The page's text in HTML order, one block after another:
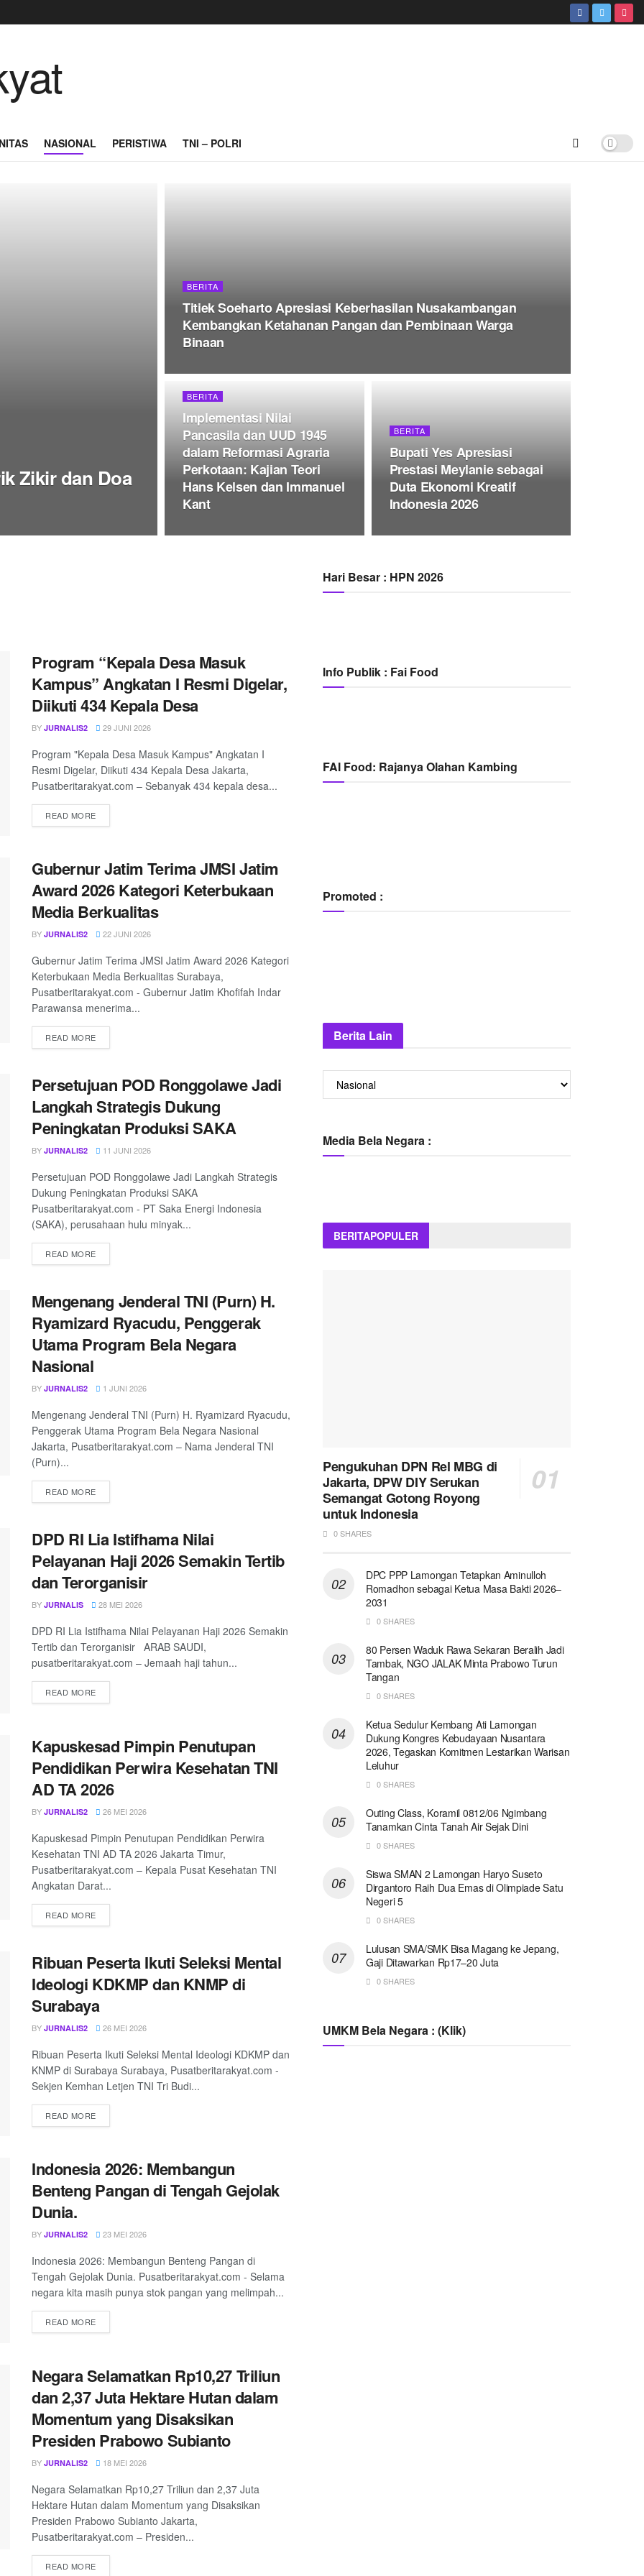
NASIONAL PERISTIWA TNI – POLRI
Zikir dan Doa
BERITA
Titiek Soeharto Apresiasi Keberhasilan Nusakambangan
Kembangkan Ketahanan Pangan dan Pembinaan Warga
Binaan
BERITA
Implementasi Nilai
Pancasila dan UUD 1945
dalam Reformasi Agraria
Perkotaan: Kajian Teori
Hans Kelsen dan Immanuel
Kant
BERITA
Bupati Yes Apresiasi
Prestasi Meylanie sebagai
Duta Ekonomi Kreatif
Indonesia 2026
Program “Kepala Desa Masuk
Kampus” Angkatan I Resmi Digelar,
Diikuti 434 Kepala Desa
BY JURNALIS2 29 JUNI 2026
Program "Kepala Desa Masuk Kampus" Angkatan I
Resmi Digelar, Diikuti 434 Kepala Desa Jakarta,
Pusatberitarakyat.com – Sebanyak 434 kepala desa...
READ MORE
Gubernur Jatim Terima JMSI Jatim
Award 2026 Kategori Keterbukaan
Media Berkualitas
BY JURNALIS2 22 JUNI 2026
Gubernur Jatim Terima JMSI Jatim Award 2026 Kategori
Keterbukaan Media Berkualitas Surabaya,
Pusatberitarakyat.com - Gubernur Jatim Khofifah Indar
Parawansa menerima...
READ MORE
Persetujuan POD Ronggolawe Jadi
Langkah Strategis Dukung
Peningkatan Produksi SAKA
BY JURNALIS2 11 JUNI 2026
Persetujuan POD Ronggolawe Jadi Langkah Strategis
Dukung Peningkatan Produksi SAKA
Pusatberitarakyat.com - PT Saka Energi Indonesia
(SAKA), perusahaan hulu minyak...
READ MORE
Mengenang Jenderal TNI (Purn) H.
Ryamizard Ryacudu, Penggerak
Utama Program Bela Negara
Nasional
BY JURNALIS2 1 JUNI 2026
Mengenang Jenderal TNI (Purn) H. Ryamizard Ryacudu,
Penggerak Utama Program Bela Negara Nasional
Jakarta, Pusatberitarakyat.com – Nama Jenderal TNI
(Purn)...
READ MORE
DPD RI Lia Istifhama Nilai
Pelayanan Haji 2026 Semakin Tertib
dan Terorganisir
BY JURNALIS 28 MEI 2026
DPD RI Lia Istifhama Nilai Pelayanan Haji 2026 Semakin
Tertib dan Terorganisir ARAB SAUDI,
pusatberitarakyat.com – Jemaah haji tahun...
READ MORE
Kapuskesad Pimpin Penutupan
Pendidikan Perwira Kesehatan TNI
AD TA 2026
BY JURNALIS2 26 MEI 2026
Kapuskesad Pimpin Penutupan Pendidikan Perwira
Kesehatan TNI AD TA 2026 Jakarta Timur,
Pusatberitarakyat.com – Kepala Pusat Kesehatan TNI
Angkatan Darat...
READ MORE
Ribuan Peserta Ikuti Seleksi Mental
Ideologi KDKMP dan KNMP di
Surabaya
BY JURNALIS2 26 MEI 2026
Ribuan Peserta Ikuti Seleksi Mental Ideologi KDKMP dan
KNMP di Surabaya Surabaya, Pusatberitarakyat.com -
Sekjen Kemhan Letjen TNI Tri Budi...
READ MORE
Indonesia 2026: Membangun
Benteng Pangan di Tengah Gejolak
Dunia.
BY JURNALIS2 23 MEI 2026
Indonesia 2026: Membangun Benteng Pangan di
Tengah Gejolak Dunia. Pusatberitarakyat.com - Selama
negara kita masih punya stok pangan yang melimpah...
READ MORE
Negara Selamatkan Rp10,27 Triliun
dan 2,37 Juta Hektare Hutan dalam
Momentum yang Disaksikan
Presiden Prabowo Subianto
BY JURNALIS2 18 MEI 2026
Negara Selamatkan Rp10,27 Triliun dan 2,37 Juta
Hektare Hutan dalam Momentum yang Disaksikan
Presiden Prabowo Subianto Jakarta,
Pusatberitarakyat.com – Presiden...
READ MORE
Hari Besar : HPN 2026
Info Publik : Fai Food
FAI Food: Rajanya Olahan Kambing
Promoted :
Berita Lain
Berita
Media Bela Negara :
BERITAPOPULER
Pengukuhan DPN Rel MBG di
Jakarta, DPW DIY Serukan
Semangat Gotong Royong
untuk Indonesia
0 SHARES
DPC PPP Lamongan Tetapkan Aminulloh
Romadhon sebagai Ketua Masa Bakti 2026–
2031
0 SHARES
80 Persen Waduk Rawa Sekaran Beralih Jadi
Tambak, NGO JALAK Minta Prabowo Turun
Tangan
0 SHARES
Ketua Sedulur Kembang Ati Lamongan
Dukung Kongres Kebudayaan Nusantara
2026, Tegaskan Komitmen Lestarikan Warisan
Leluhur
0 SHARES
Outing Class, Koramil 0812/06 Ngimbang
Tanamkan Cinta Tanah Air Sejak Dini
0 SHARES
Siswa SMAN 2 Lamongan Haryo Suseto
Dirgantoro Raih Dua Emas di Olimpiade Satu
Negeri 5
0 SHARES
Lulusan SMA/SMK Bisa Magang ke Jepang,
Gaji Ditawarkan Rp17–20 Juta
0 SHARES
UMKM Bela Negara : (Klik)